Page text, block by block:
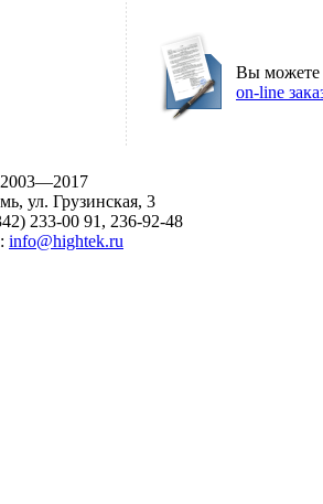
Вы можете
on-line
ул. Грузинская, 3
233-00 91, 236-92-48
info@hightek.ru